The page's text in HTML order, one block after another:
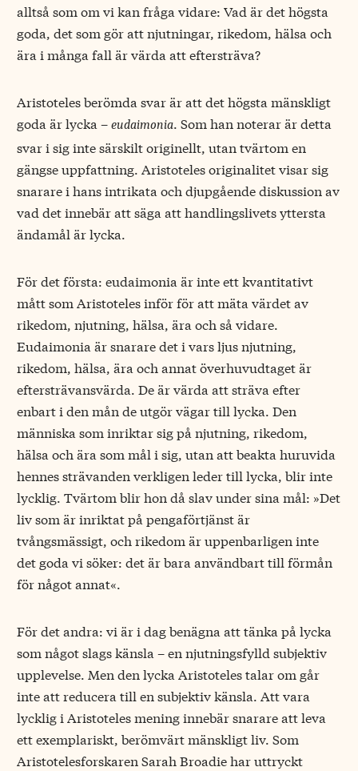
alltså som om vi kan fråga vidare: Vad är det högsta
goda, det som gör att njutningar, rikedom, hälsa och
ära i många fall är värda att eftersträva?
Aristoteles berömda svar är att det högsta mänskligt
goda är lycka –eudaimonia. Som han noterar är detta
svar i sig inte särskilt originellt, utan tvärtom en
gängse uppfattning. Aristoteles originalitet visar sig
snarare i hans intrikata och djupgående diskussion av
vad det innebär att säga att handlingslivets yttersta
ändamål är lycka.
För det första: eudaimonia är inte ett kvantitativt
mått som Aristoteles inför för att mäta värdet av
rikedom, njutning, hälsa, ära och så vidare.
Eudaimonia är snarare det i vars ljus njutning,
rikedom, hälsa, ära och annat överhuvudtaget är
eftersträvansvärda. De är värda att sträva efter
enbart i den mån de utgör vägar till lycka. Den
människa som inriktar sig på njutning, rikedom,
hälsa och ära som mål i sig, utan att beakta huruvida
hennes strävanden verkligen leder till lycka, blir inte
lycklig. Tvärtom blir hon då slav under sina mål: »Det
liv som är inriktat på pengaförtjänst är
tvångsmässigt, och rikedom är uppenbarligen inte
det goda vi söker: det är bara användbart till förmån
för något annat«.
För det andra: vi är i dag benägna att tänka på lycka
som något slags känsla – en njutningsfylld subjektiv
upplevelse. Men den lycka Aristoteles talar om går
inte att reducera till en subjektiv känsla. Att vara
lycklig i Aristoteles mening innebär snarare att leva
ett exemplariskt, berömvärt mänskligt liv. Som
Aristotelesforskaren Sarah Broadie har uttryckt